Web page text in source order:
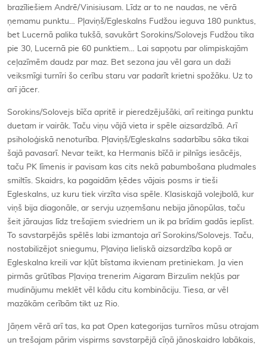
brazīliešiem Andrē/Vinisiusam. Līdz ar to ne naudas, ne vērā
ņemamu punktu… Pļaviņš/Egleskalns Fudžou ieguva 180 punktus,
bet Lucernā palika tukšā, savukārt Sorokins/Solovejs Fudžou tika
pie 30, Lucernā pie 60 punktiem… Lai sapņotu par olimpiskajām
ceļazīmēm daudz par maz. Bet sezona jau vēl gara un daži
veiksmīgi turnīri šo cerību staru var padarīt krietni spožāku. Uz to
arī jācer.
Sorokins/Solovejs bīča apritē ir pieredzējušāki, arī reitinga punktu
duetam ir vairāk. Taču viņu vājā vieta ir spēle aizsardzībā. Arī
psiholoģiskā nenoturība. Pļaviņš/Egleskalns sadarbību sāka tikai
šajā pavasarī. Nevar teikt, ka Hermanis bīčā ir pilnīgs iesācējs,
taču PK līmenis ir pavisam kas cits nekā pabumbošana pludmales
smiltīs. Skaidrs, ka pagaidām ķēdes vājais posms ir tieši
Egleskalns, uz kuru tiek virzīta visa spēle. Klasiskajā volejbolā, kur
viņš bija diagonāle, ar servju uzņemšanu nebija jānopūlas, taču
šeit jāraujas līdz trešajiem sviedriem un ik pa brīdim gadās ieplīst.
To savstarpējās spēlēs labi izmantoja arī Sorokins/Solovejs. Taču,
nostabilizējot sniegumu, Pļaviņa lieliskā aizsardzība kopā ar
Egleskalna kreili var kļūt bīstama ikvienam pretiniekam. Ja vien
pirmās grūtības Pļaviņa trenerim Aigaram Birzulim nekļūs par
mudinājumu meklēt vēl kādu citu kombināciju. Tiesa, ar vēl
mazākām cerībām tikt uz Rio.
Jāņem vērā arī tas, ka pat Open kategorijas turnīros mūsu otrajam
un trešajam pārim vispirms savstarpējā cīņā jānoskaidro labākais,